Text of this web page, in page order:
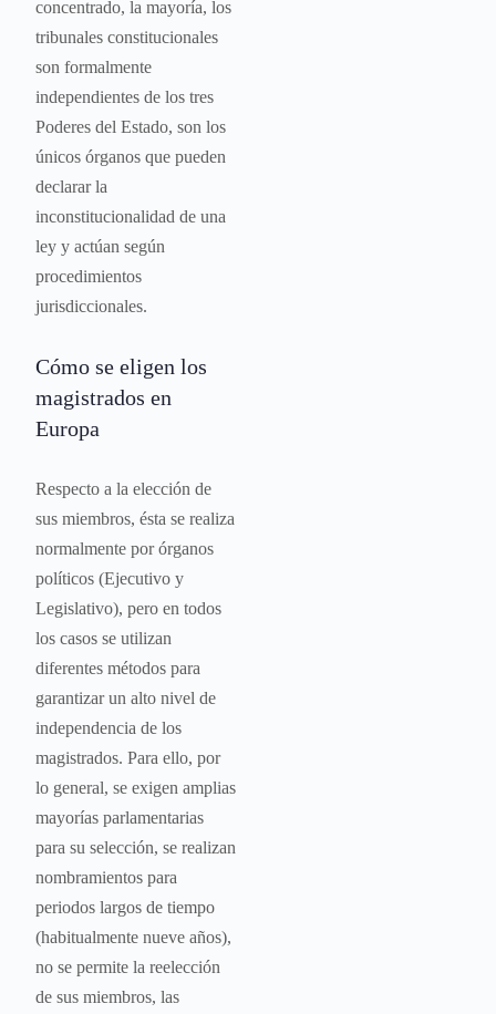
concentrado, la mayoría, los
tribunales constitucionales
son formalmente
independientes de los tres
Poderes del Estado, son los
únicos órganos que pueden
declarar la
inconstitucionalidad de una
ley y actúan según
procedimientos
jurisdiccionales.
Cómo se eligen los
magistrados en
Europa
Respecto a la elección de
sus miembros, ésta se realiza
normalmente por órganos
políticos (Ejecutivo y
Legislativo), pero en todos
los casos se utilizan
diferentes métodos para
garantizar un alto nivel de
independencia de los
magistrados. Para ello, por
lo general, se exigen amplias
mayorías parlamentarias
para su selección, se realizan
nombramientos para
periodos largos de tiempo
(habitualmente nueve años),
no se permite la reelección
de sus miembros, las